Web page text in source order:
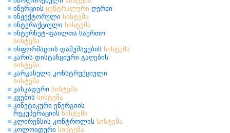
ინერციის ცენტრალური ღერძი
ინჟექტორული სისტემა
ინტერაქციული სისტემა
ინტერნეტ-ფაილთა საერთო
სისტემა
ინფორმაციის დამუშავების სისტემა
კარის დისტანციური გაღების
სისტემა
კარკასული კონსტრუქციული
სისტემა
კასკადური სისტემა
კვების სისტემა
კინეტიკური ენერგიის
რეკუპერაციის სისტემა
კლირენსის კონტროლის სისტემა
კოლოიდური სისტემა